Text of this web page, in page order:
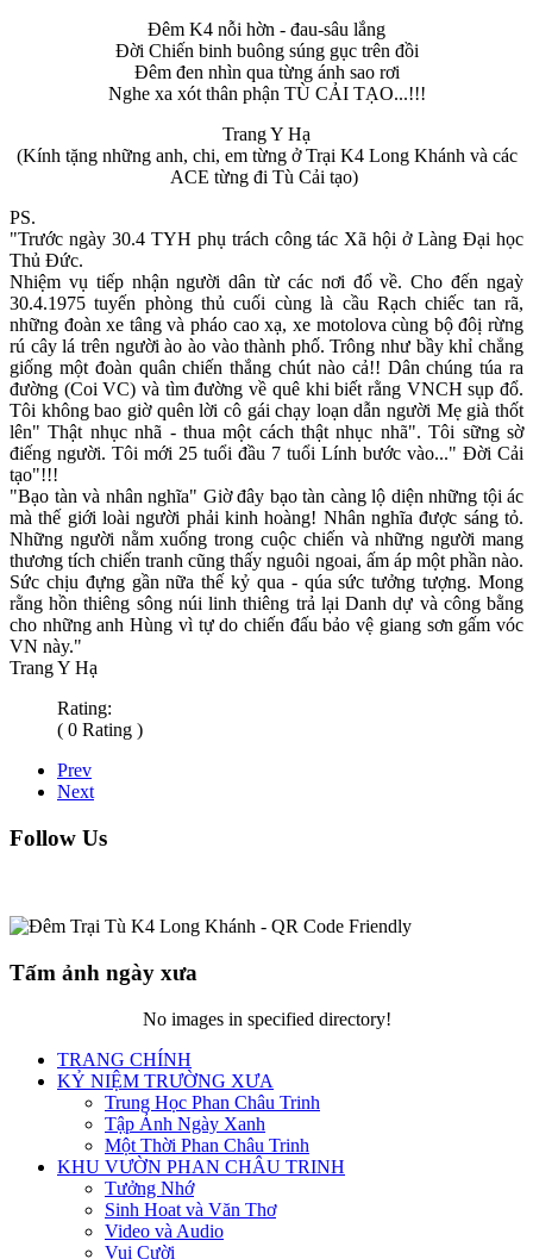
Đêm K4 nỗi hờn - đau-sâu lắng
Đời Chiến binh buông súng gục trên đồi
Đêm đen nhìn qua từng ánh sao rơi
Nghe xa xót thân phận TÙ CẢI TẠO...!!!
Trang Y Hạ
(Kính tặng những anh, chi, em từng ở Trại K4 Long Khánh và các
ACE từng đi Tù Cải tạo)
PS.
"Trước ngày 30.4 TYH phụ trách công tác Xã hội ở Làng Đại học
Thủ Đức.
Nhiệm vụ tiếp nhận người dân từ các nơi đổ về. Cho đến ngaỳ
30.4.1975 tuyến phòng thủ cuối cùng là cầu Rạch chiếc tan rã,
những đoàn xe tâng và pháo cao xạ, xe motolova cùng bộ đôị rừng
rú cây lá trên người ào ào vào thành phố. Trông như bầy khỉ chẳng
giống một đoàn quân chiến thắng chút nào cả!! Dân chúng túa ra
đường (Coi VC) và tìm đường về quê khi biết rằng VNCH sụp đổ.
Tôi không bao giờ quên lời cô gái chạy loạn dẫn người Mẹ già thốt
lên" Thật nhục nhã - thua một cách thật nhục nhã". Tôi sững sờ
điếng người. Tôi mới 25 tuổi đầu 7 tuổi Lính bước vào..." Đời Cải
tạo"!!!
"Bạo tàn và nhân nghĩa" Giờ đây bạo tàn càng lộ diện những tội ác
mà thế giới loài người phải kinh hoàng! Nhân nghĩa được sáng tỏ.
Những người nằm xuống trong cuộc chiến và những người mang
thương tích chiến tranh cũng thấy nguôi ngoai, ấm áp một phần nào.
Sức chịu đựng gần nữa thế kỷ qua - qúa sức tưởng tượng. Mong
rằng hồn thiêng sông núi linh thiêng trả lại Danh dự và công bằng
cho những anh Hùng vì tự do chiến đấu bảo vệ giang sơn gấm vóc
VN này."
Trang Y Hạ
Rating:
( 0 Rating )
Prev
Next
Follow Us
Tấm ảnh ngày xưa
No images in specified directory!
TRANG CHÍNH
KỶ NIỆM TRƯỜNG XƯA
Trung Học Phan Châu Trinh
Tập Ảnh Ngày Xanh
Một Thời Phan Châu Trinh
KHU VƯỜN PHAN CHÂU TRINH
Tưởng Nhớ
Sinh Hoat và Văn Thơ
Video và Audio
Vui Cười